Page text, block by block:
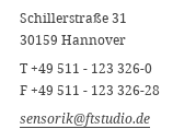
Schillerstraße 31
30159 Hannover
T +49 511 - 123 326-0
F +49 511 - 123 326-28
sensorik@ftstudio.de